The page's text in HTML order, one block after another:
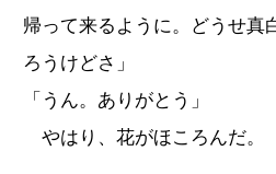
帰って来るように。どうせ真
ろうけどさ」
「うん。ありがとう」
やはり、花がほころんだ。